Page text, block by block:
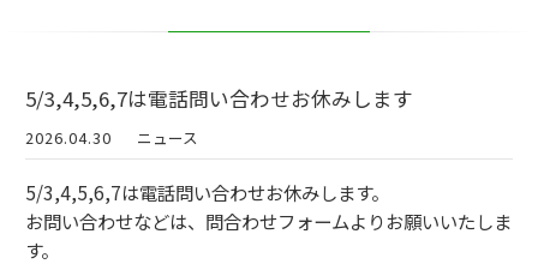
5/3,4,5,6,7は電話問い合わせお休みします
2026.04.30 ニュース
5/3,4,5,6,7は電話問い合わせお休みします。
お問い合わせなどは、問合わせフォームよりお願いいたしま
す。